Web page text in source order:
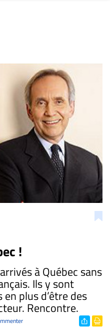
!
à Québec sans
Ils y sont
plus d’être des
Rencontre.